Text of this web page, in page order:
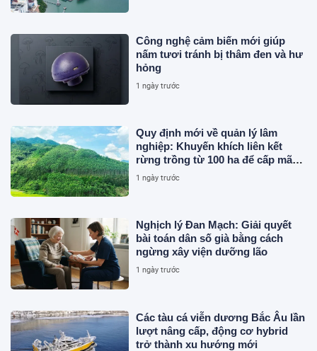
Công nghệ cảm biến mới giúp
nấm tươi tránh bị thâm đen và hư
hỏng
1 ngày trước
Quy định mới về quản lý lâm
nghiệp: Khuyến khích liên kết
rừng trồng từ 100 ha để cấp mã
số
1 ngày trước
Nghịch lý Đan Mạch: Giải quyết
bài toán dân số già bằng cách
ngừng xây viện dưỡng lão
1 ngày trước
Các tàu cá viễn dương Bắc Âu lần
lượt nâng cấp, động cơ hybrid
trở thành xu hướng mới